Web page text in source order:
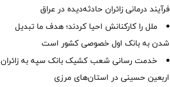
فرآیند درمانی زائران حادثه‌دیده در عراق
ملل را کارکنانش احیا کردند؛ هدف ما تبدیل
شدن به بانک اول خصوصی کشور است
خدمت رسانی شعب کشیک بانک سپه به زائران
اربعین حسینی در استان‌‌های مرزی